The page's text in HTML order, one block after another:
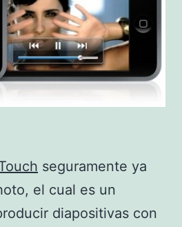
seguramente ya
el cual es un
diapositivas con